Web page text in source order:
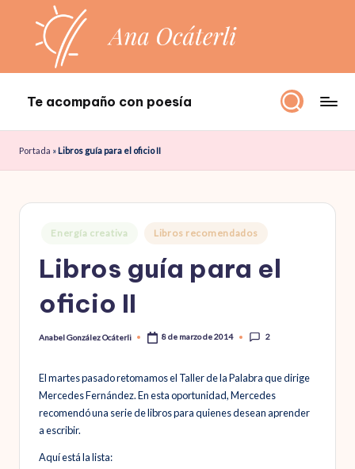
contenido
Te acompaño con poesía
con
Portada »Libros guía para el oficio II
Publicado
Energía creativa Libros recomendados
Libros guía para el
oficio II
Publicado
Anabel González Ocáterli 8 de marzo de 2014 2
El martes pasado retomamos el Taller de la Palabra que dirige
Mercedes Fernández. En esta oportunidad, Mercedes
recomendó una serie de libros para quienes desean aprender
a escribir.
Aquí está la lista: